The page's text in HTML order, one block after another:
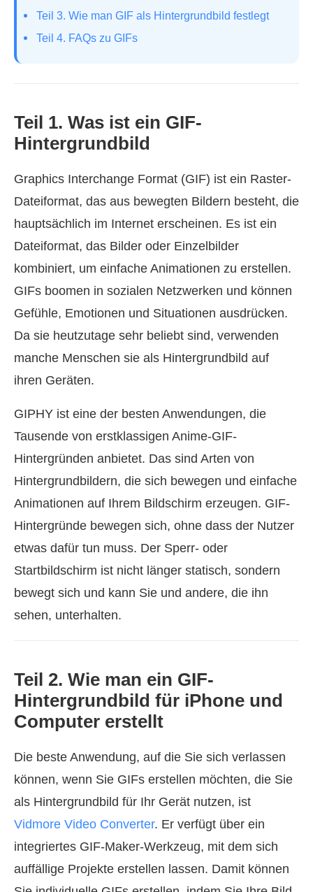
Teil 3. Wie man GIF als Hintergrundbild festlegt
Teil 4. FAQs zu GIFs
Teil 1. Was ist ein GIF-
Hintergrundbild
Graphics Interchange Format (GIF) ist ein Raster-
Dateiformat, das aus bewegten Bildern besteht, die
hauptsächlich im Internet erscheinen. Es ist ein
Dateiformat, das Bilder oder Einzelbilder
kombiniert, um einfache Animationen zu erstellen.
GIFs boomen in sozialen Netzwerken und können
Gefühle, Emotionen und Situationen ausdrücken.
Da sie heutzutage sehr beliebt sind, verwenden
manche Menschen sie als Hintergrundbild auf
ihren Geräten.
GIPHY ist eine der besten Anwendungen, die
Tausende von erstklassigen Anime-GIF-
Hintergründen anbietet. Das sind Arten von
Hintergrundbildern, die sich bewegen und einfache
Animationen auf Ihrem Bildschirm erzeugen. GIF-
Hintergründe bewegen sich, ohne dass der Nutzer
etwas dafür tun muss. Der Sperr- oder
Startbildschirm ist nicht länger statisch, sondern
bewegt sich und kann Sie und andere, die ihn
sehen, unterhalten.
Teil 2. Wie man ein GIF-
Hintergrundbild für iPhone und
Computer erstellt
Die beste Anwendung, auf die Sie sich verlassen
können, wenn Sie GIFs erstellen möchten, die Sie
als Hintergrundbild für Ihr Gerät nutzen, ist
Vidmore Video Converter. Er verfügt über ein
integriertes GIF-Maker-Werkzeug, mit dem sich
auffällige Projekte erstellen lassen. Damit können